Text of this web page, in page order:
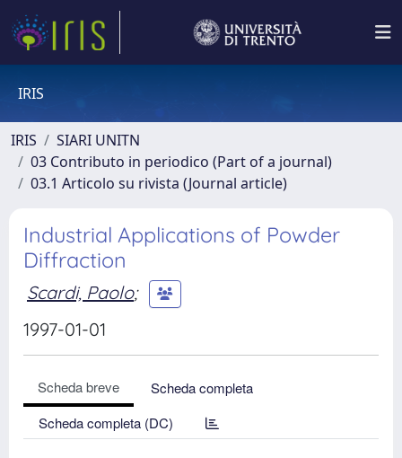
IRIS
IRIS
SIARI UNITN
03 Contributo in periodico (Part of a journal)
03.1 Articolo su rivista (Journal article)
Industrial Applications of Powder
Diffraction
Scardi, Paolo;
1997-01-01
Scheda breve
Scheda completa
Scheda completa (DC)